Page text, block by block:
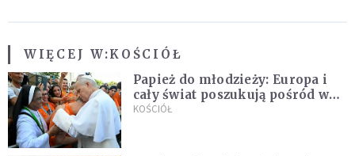
WIĘCEJ W:KOŚCIÓŁ
Papież do młodzieży: Europa i
cały świat poszukują pośród was
nowych świętych
KOŚCIÓŁ